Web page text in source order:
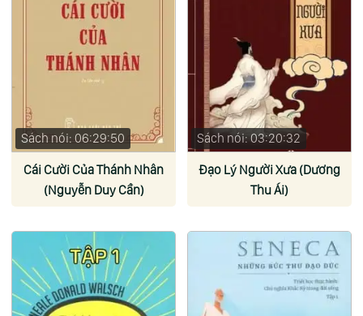
Sách nói: 06:29:50
Cái Cười Của Thánh Nhân
(Nguyễn Duy Cần)
Sách nói: 03:20:32
Đạo Lý Người Xưa (Dương
Thu Ái)